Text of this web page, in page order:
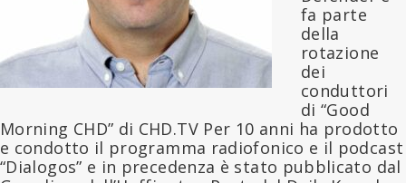
fa parte
della
rotazione
dei
conduttori
di “Good
Morning CHD” di CHD.TV Per 10 anni ha prodotto
e condotto il programma radiofonico e il podcast
“Dialogos” e in precedenza è stato pubblicato dal